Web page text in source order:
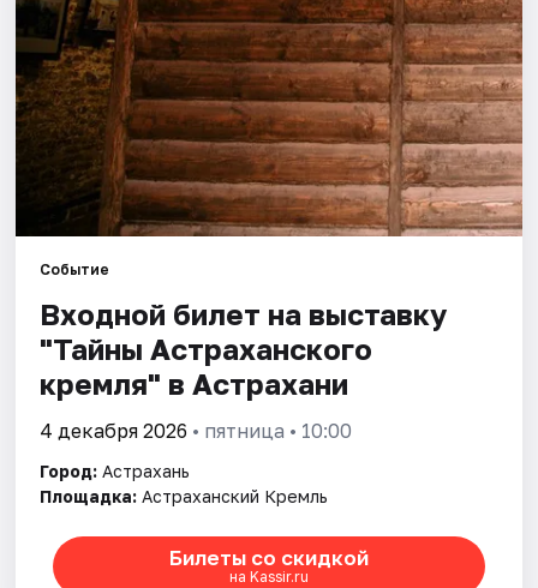
Рейтинги
Событие
Входной билет на выставку
"Тайны Астраханского
кремля" в Астрахани
4 декабря 2026 • пятница • 10:00
Город: Астрахань
Площадка: Астраханский Кремль
Билеты со скидкой
на Kassir.ru